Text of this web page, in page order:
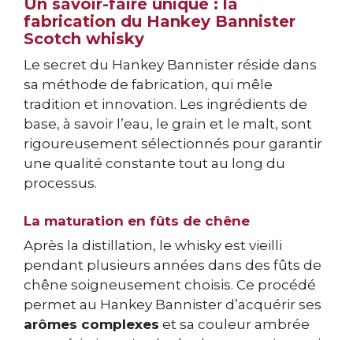
Un savoir-faire unique : la
fabrication du Hankey Bannister
Scotch whisky
Le secret du Hankey Bannister réside dans
sa méthode de fabrication, qui mêle
tradition et innovation. Les ingrédients de
base, à savoir l’eau, le grain et le malt, sont
rigoureusement sélectionnés pour garantir
une qualité constante tout au long du
processus.
La maturation en fûts de chêne
Après la distillation, le whisky est vieilli
pendant plusieurs années dans des fûts de
chêne soigneusement choisis. Ce procédé
permet au Hankey Bannister d’acquérir ses
arômes complexes et sa couleur ambrée